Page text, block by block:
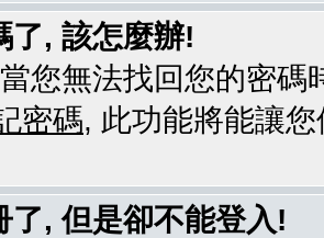
了, 該怎麼辦!
您無法找回您的密
密碼, 此功能將能讓
了, 但是卻不能登入!